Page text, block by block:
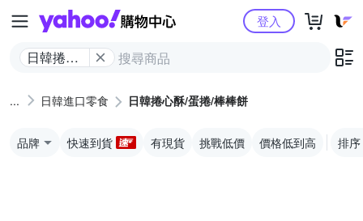
Yahoo購物中心
日韓捲心
棒餅
登入
日韓進口零食 日韓捲心酥/蛋捲/棒棒餅
品牌 快速到貨 有現貨 挑戰低價 價格低到高 排序